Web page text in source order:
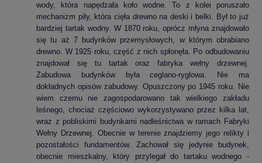
wody, która napędzała koło wodne. To z kolei poruszało
mechanizm piły, która cięła drewno na deski i belki. Był to już
bardziej tartak wodny. W 1870 roku, oprócz młyna znajdowało
się tu aż 7 budynków przemysłowych, w którym obrabiano
drewno. W 1925 roku, część z nich spłonęła. Po odbudowaniu
znajdował się tu tartak oraz fabryka wełny drzewnej.
Zabudowa budynków była ceglano-ryglowa. Nie ma
dokładnych opisów zabudowy. Opuszczony po 1945 roku. Nie
wiem czemu nie zagospodarowano tak wielkiego zakładu
leśnego, chociaż częściowo wykorzystywano przez kilka lat,
wraz z pobliskimi budynkami nadleśnictwa w ramach Fabryki
Wełny Drzewnej. Obecnie w terenie znajdziemy jego relikty i
pozostałości fundamentów. Zachował się jedynie budynek,
obecnie mieszkalny, który przylegał do tartaku wodnego -